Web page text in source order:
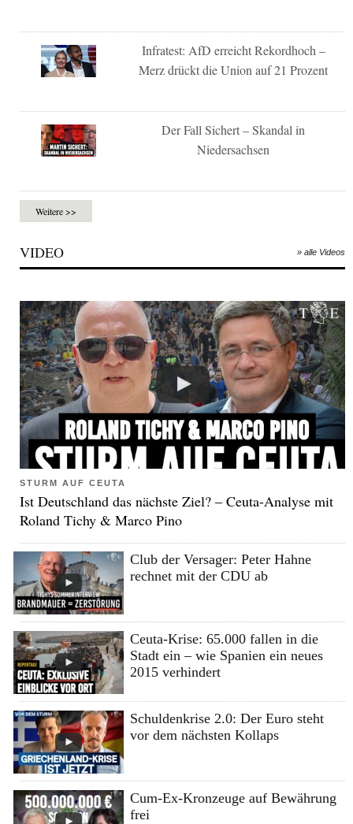
Infratest: AfD erreicht Rekordhoch –
Merz drückt die Union auf 21 Prozent
Der Fall Sichert – Skandal in
Niedersachsen
Weitere >>
VIDEO » alle Videos
STURM AUF CEUTA
Ist Deutschland das nächste Ziel? – Ceuta-Analyse mit
Roland Tichy & Marco Pino
Club der Versager: Peter Hahne
rechnet mit der CDU ab
Ceuta-Krise: 65.000 fallen in die
Stadt ein – wie Spanien ein neues
2015 verhindert
Schuldenkrise 2.0: Der Euro steht
vor dem nächsten Kollaps
Cum-Ex-Kronzeuge auf Bewährung
frei